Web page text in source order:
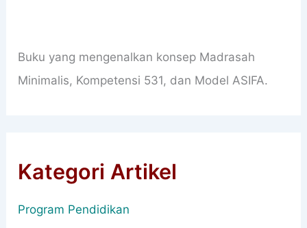
Buku yang mengenalkan konsep Madrasah
Minimalis, Kompetensi 531, dan Model ASIFA.
Kategori Artikel
Program Pendidikan